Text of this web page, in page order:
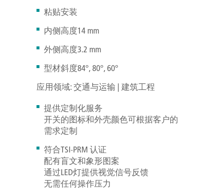
粘贴安装
内侧高度14 mm
外侧高度3.2 mm
型材斜度84°, 80°, 60°
应用领域: 交通与运输 | 建筑工程
提供定制化服务
开关的图标和外壳颜色可根据客户的
需求定制
符合TSI-PRM 认证
配有盲文和象形图案
通过LED灯提供视觉信号反馈
无需任何操作压力